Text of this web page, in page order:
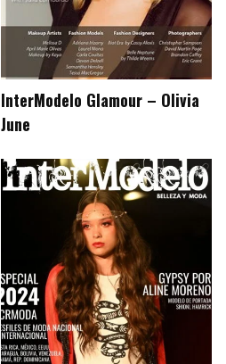
InterModelo Glamour – Olivia
June